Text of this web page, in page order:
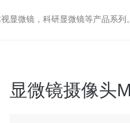
显微镜，科研显微镜等产品系列。
显微镜摄像头